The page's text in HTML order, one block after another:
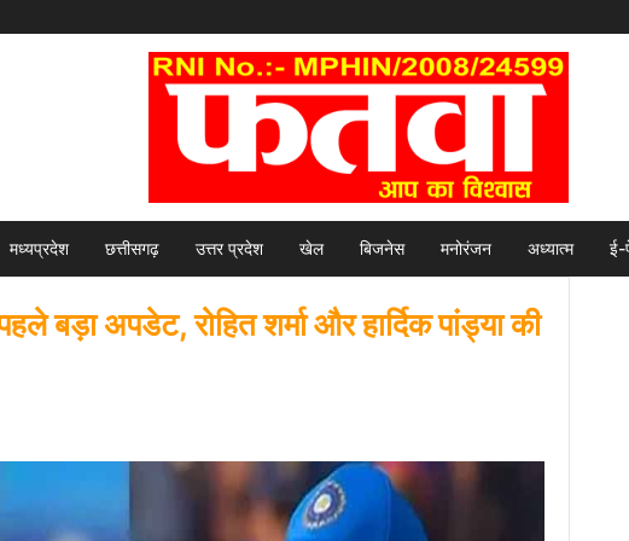
मध्यप्रदेश छत्तीसगढ़ उत्तर प्रदेश खेल बिजनेस मनोरंजन अध्यात्म ई-
बड़ा अपडेट, रोहित शर्मा और हार्दिक पांड्या की